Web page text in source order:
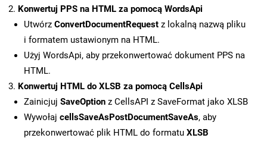
Konwertuj PPS na HTML za pomocą WordsApi
Utwórz ConvertDocumentRequest z lokalną nazwą pliku
i formatem ustawionym na HTML.
Użyj WordsApi, aby przekonwertować dokument PPS na
HTML.
Konwertuj HTML do XLSB za pomocą CellsApi
Zainicjuj SaveOption z CellsAPI z SaveFormat jako XLSB
Wywołaj cellsSaveAsPostDocumentSaveAs, aby
przekonwertować plik HTML do formatu XLSB